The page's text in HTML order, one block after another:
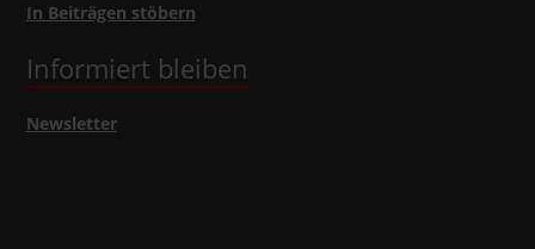
In Beiträgen stöbern
Informiert bleiben
Newsletter